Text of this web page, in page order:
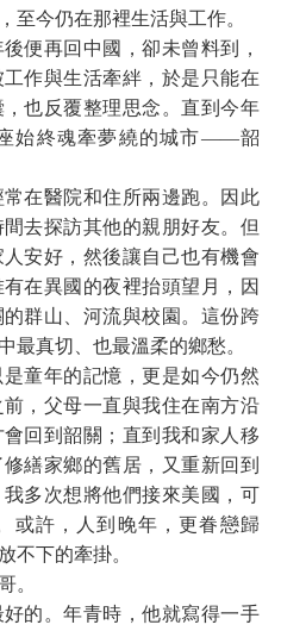
今仍在那裡生活與工作。
便再回中國，卻未曾料到，
作與生活牽絆，於是只能在
也反覆整理思念。直到今年
始終魂牽夢繞的城市——韶
在醫院和住所兩邊跑。因此
去探訪其他的親朋好友。但
安好，然後讓自己也有機會
在異國的夜裡抬頭望月，因
群山、河流與校園。這份跨
最真切、也最溫柔的鄉愁。
童年的記憶，更是如今仍然
，父母一直與我住在南方沿
回到韶關；直到我和家人移
繕家鄉的舊居，又重新回到
多次想將他們接來美國，可
或許，人到晚年，更眷戀歸
不下的牽掛。
。
的。年青時，他就寫得一手